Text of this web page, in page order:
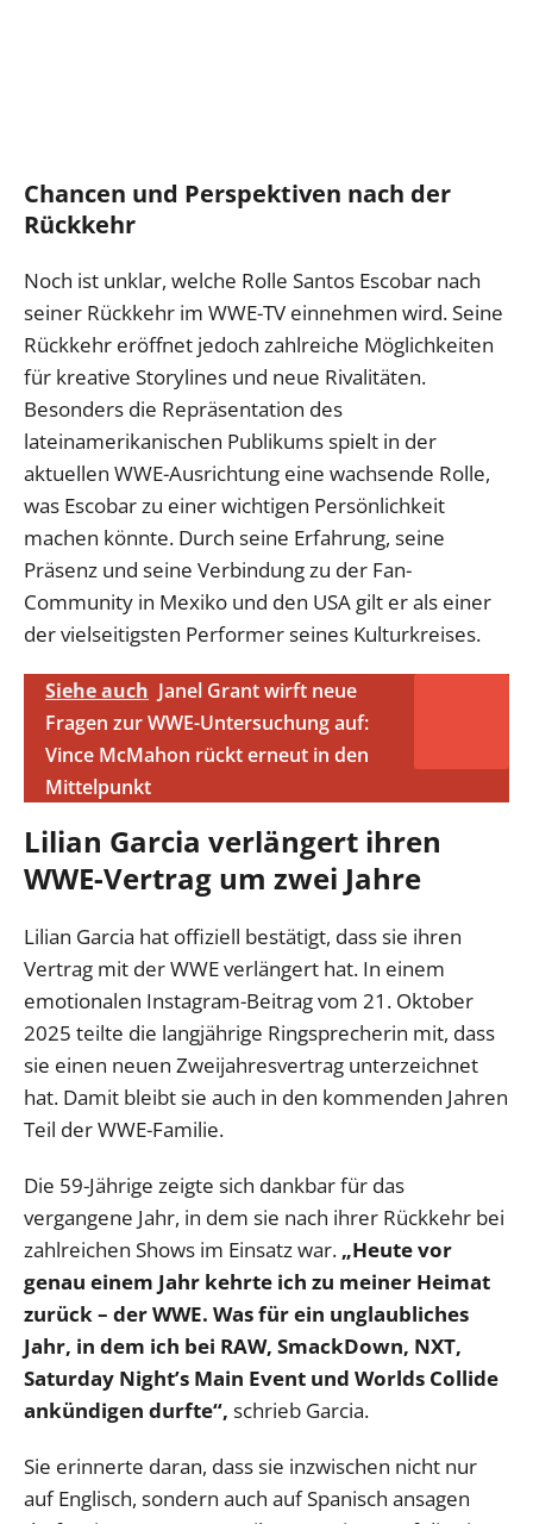
Chancen und Perspektiven nach der
Rückkehr
Noch ist unklar, welche Rolle Santos Escobar nach
seiner Rückkehr im WWE-TV einnehmen wird. Seine
Rückkehr eröffnet jedoch zahlreiche Möglichkeiten
für kreative Storylines und neue Rivalitäten.
Besonders die Repräsentation des
lateinamerikanischen Publikums spielt in der
aktuellen WWE-Ausrichtung eine wachsende Rolle,
was Escobar zu einer wichtigen Persönlichkeit
machen könnte. Durch seine Erfahrung, seine
Präsenz und seine Verbindung zu der Fan-
Community in Mexiko und den USA gilt er als einer
der vielseitigsten Performer seines Kulturkreises.
Siehe auch Janel Grant wirft neue
Fragen zur WWE-Untersuchung auf:
Vince McMahon rückt erneut in den
Mittelpunkt
Lilian Garcia verlängert ihren
WWE-Vertrag um zwei Jahre
Lilian Garcia hat offiziell bestätigt, dass sie ihren
Vertrag mit der WWE verlängert hat. In einem
emotionalen Instagram-Beitrag vom 21. Oktober
2025 teilte die langjährige Ringsprecherin mit, dass
sie einen neuen Zweijahresvertrag unterzeichnet
hat. Damit bleibt sie auch in den kommenden Jahren
Teil der WWE-Familie.
Die 59-Jährige zeigte sich dankbar für das
vergangene Jahr, in dem sie nach ihrer Rückkehr bei
zahlreichen Shows im Einsatz war. „Heute vor
genau einem Jahr kehrte ich zu meiner Heimat
zurück – der WWE. Was für ein unglaubliches
Jahr, in dem ich bei RAW, SmackDown, NXT,
Saturday Night’s Main Event und Worlds Collide
ankündigen durfte“, schrieb Garcia.
Sie erinnerte daran, dass sie inzwischen nicht nur
auf Englisch, sondern auch auf Spanisch ansagen